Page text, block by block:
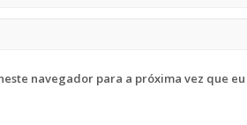
navegador para a próxima vez que